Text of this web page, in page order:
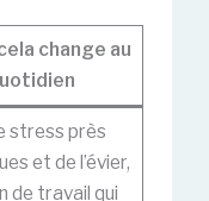
change au
stress près
et de l’évier,
de travail qui